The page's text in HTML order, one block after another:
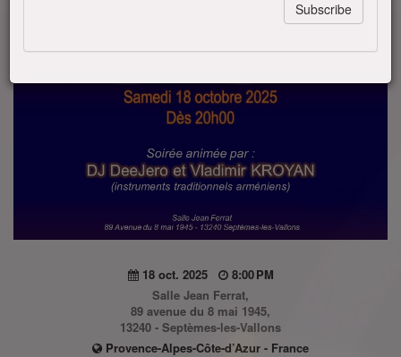
18 oct. 2025
8:00 PM
Salle Jean Ferrat,
89 avenue du 8 mai 1945,
13240 - Septèmes-les-Vallons
Provence-Alpes-Côte-d’Azur - France